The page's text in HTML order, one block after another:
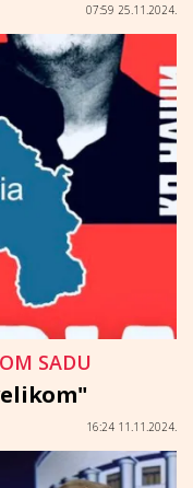
07:59 25.11.2024.
SADU
16:24 11.11.2024.